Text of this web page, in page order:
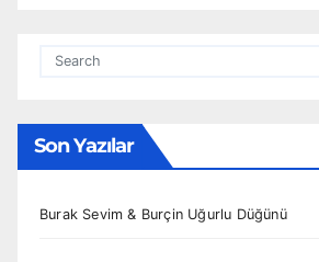
Son Yazılar
Burak Sevim & Burçin Uğurlu Düğünü